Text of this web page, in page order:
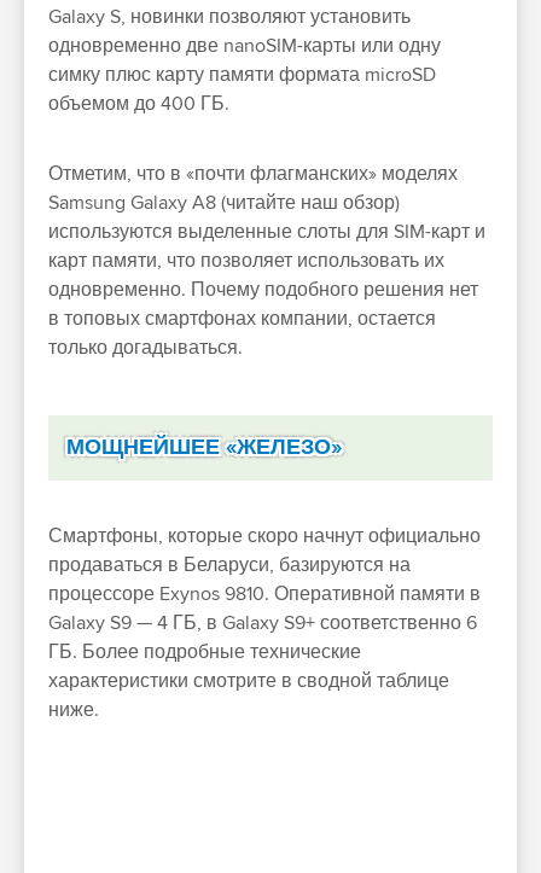
Galaxy S, новинки позволяют установить
одновременно две nanoSIM-карты или одну
симку плюс карту памяти формата microSD
объемом до 400 ГБ.
Отметим, что в «почти флагманских» моделях
Samsung Galaxy A8 (читайте наш обзор)
используются выделенные слоты для SIM-карт и
карт памяти, что позволяет использовать их
одновременно. Почему подобного решения нет
в топовых смартфонах компании, остается
только догадываться.
МОЩНЕЙШЕЕ «ЖЕЛЕЗО»
Смартфоны, которые скоро начнут официально
продаваться в Беларуси, базируются на
процессоре Exynos 9810. Оперативной памяти в
Galaxy S9 — 4 ГБ, в Galaxy S9+ соответственно 6
ГБ. Более подробные технические
характеристики смотрите в сводной таблице
ниже.